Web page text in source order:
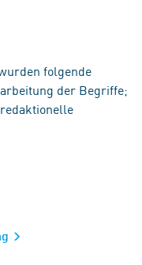
folgende
der Begriffe;